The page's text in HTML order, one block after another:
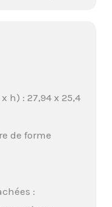
h) : 27,94 x 25,4
de forme
: